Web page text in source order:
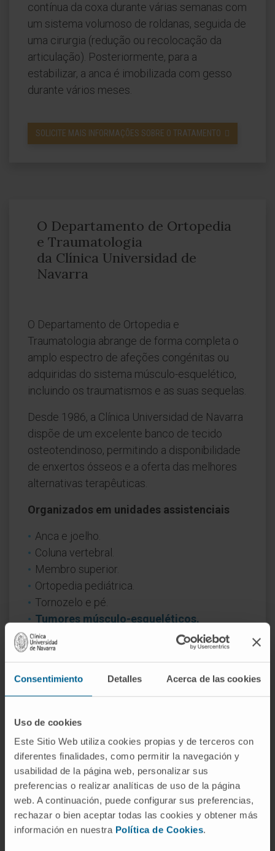
Consentimiento Detalles Acerca de las cookies
Uso de cookies
Este Sitio Web utiliza cookies propias y de terceros con
diferentes finalidades, como permitir la navegación y
usabilidad de la página web, personalizar sus
preferencias o realizar analíticas de uso de la página
web. A continuación, puede configurar sus preferencias,
rechazar o bien aceptar todas las cookies y obtener más
información en nuestra Política de Cookies.
contínua da coxa durante várias semanas com
um sistema volumoso de roldanas, seguida de
uma cirurgia (redução ou recolocação da
articulação). Posteriormente, para a
estabilizar, a anca é imobilizada com gesso
durante vários meses.
SOLICITE MAIS INFORMAÇÕES SOBRE O TRATAMENTO
O Departamento de Ortopedia
e Traumatologia
da Clínica Universidad de
Navarra
O Departamento de Ortopedia e
Traumatologia abrange de forma completa o
amplo espectro de afeções congénitas ou
adquiridas do sistema músculo-esquelético,
incluindo os traumatismos e as suas sequelas.
Desde 1986, a Clínica Universidad de Navarra
dispõe de um excelente banco de tecido
osteotendinoso, permitindo a disponibilidade
de enxertos ósseos e a oferta das melhores
alternativas terapêuticas.
Organizados em unidades assistenciais
Anca e joelho.
Coluna vertebral.
Membro superior.
Ortopedia pediátrica.
Tornozelo e pé.
Tumores músculo-esqueléticos.
Porquê na Clínica?
Especialistas em cirurgia artroscópica.